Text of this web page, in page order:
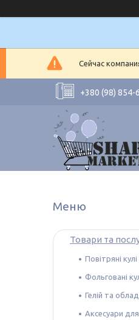
Сейчас
+380 (98) 854-
Товари та
Повітряні
Фольговані
Гелій та
Аксесуари